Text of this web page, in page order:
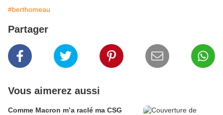
#berthomeau
Partager
Vous aimerez aussi
Comme Macron m’a raclé ma CSG